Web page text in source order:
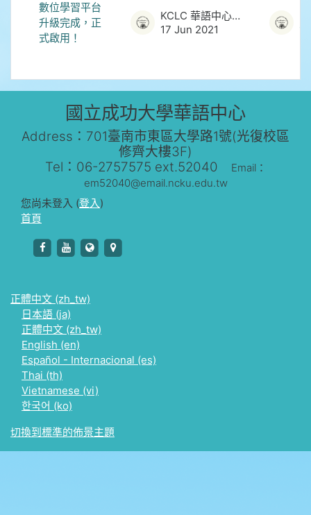
數位學習平台
升級完成，正
式啟用！
KCLC 華語中心管理員
17 Jun 2021
國立成功大學華語中心
Address：701臺南市東區大學路1號(光復校區
修齊大樓3F)
Tel：06-2757575 ext.52040
Email：
em52040@email.ncku.edu.tw
您尚未登入 (登入)
首頁
https://www.facebook.com/NCKUCLC
https://www.youtube.com/channel/
http://kclc.ncku.edu.tw/langcenter/
正體中文 ‎(zh_tw)‎
日本語 ‎(ja)‎
正體中文 ‎(zh_tw)‎
English ‎(en)‎
Español - Internacional ‎(es)‎
Thai ‎(th)‎
Vietnamese ‎(vi)‎
한국어 ‎(ko)‎
切換到標準的佈景主題